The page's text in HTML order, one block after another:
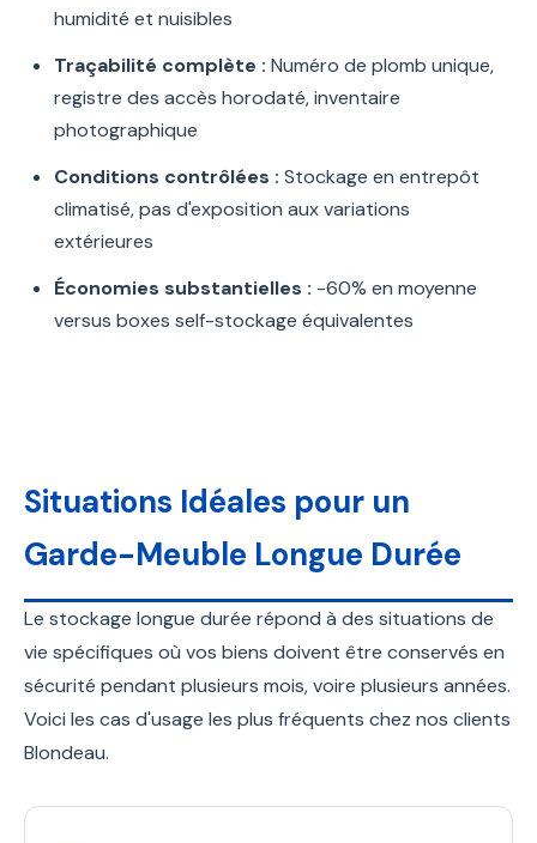
humidité et nuisibles
Traçabilité complète : Numéro de plomb unique,
registre des accès horodaté, inventaire
photographique
Conditions contrôlées : Stockage en entrepôt
climatisé, pas d'exposition aux variations
extérieures
Économies substantielles : -60% en moyenne
versus boxes self-stockage équivalentes
Situations Idéales pour un
Garde-Meuble Longue Durée
Le stockage longue durée répond à des situations de
vie spécifiques où vos biens doivent être conservés en
sécurité pendant plusieurs mois, voire plusieurs années.
Voici les cas d'usage les plus fréquents chez nos clients
Blondeau.